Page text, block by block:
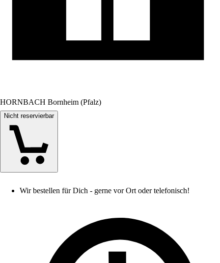
HORNBACH Bornheim (Pfalz)
Nicht reservierbar
Wir bestellen für Dich - gerne vor Ort oder telefonisch!